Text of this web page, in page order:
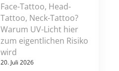
Face-Tattoo, Head-
Tattoo, Neck-Tattoo?
Warum UV-Licht hier
zum eigentlichen Risiko
wird
20. Juli 2026